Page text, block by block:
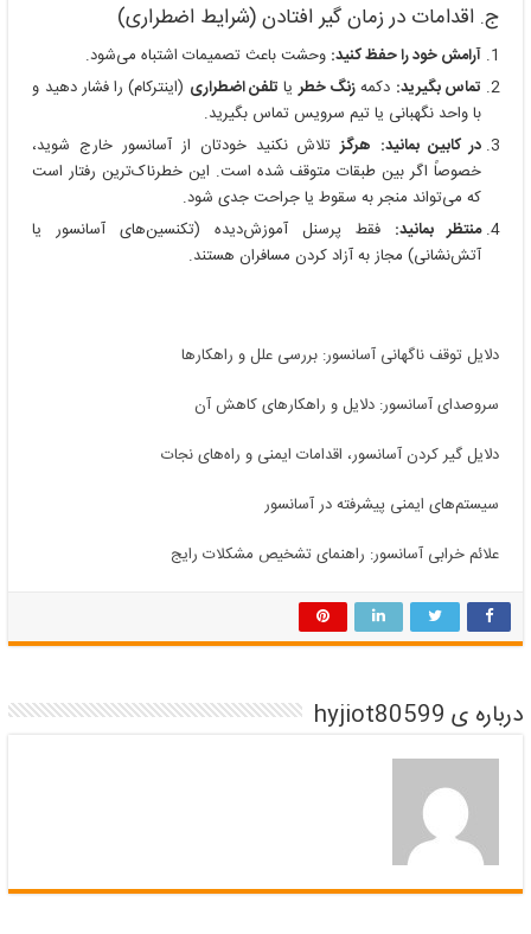
ج. اقدامات در زمان گیر افتادن (شرایط اضطراری)
آرامش خود را حفظ کنید: وحشت باعث تصمیمات اشتباه می‌شود.
تماس بگیرید: دکمهزنگ خطریا تلفن اضطراری (اینترکام) را فشار دهید و
با واحد نگهبانی یا تیم سرویس تماس بگیرید.
در کابین بمانید: هرگزتلاش نکنید خودتان از آسانسور خارج شوید،
خصوصاً اگر بین طبقات متوقف شده است. این خطرناک‌ترین رفتار است
که می‌تواند منجر به سقوط یا جراحت جدی شود.
منتظر بمانید: فقط پرسنل آموزش‌دیده (تکنسین‌های آسانسور یا
آتش‌نشانی) مجاز به آزاد کردن مسافران هستند.
دلایل توقف ناگهانی آسانسور: بررسی علل و راهکارها
سروصدای آسانسور: دلایل و راهکارهای کاهش آن
دلایل گیر کردن آسانسور، اقدامات ایمنی و راه‌های نجات
سیستم‌های ایمنی پیشرفته در آسانسور
علائم خرابی آسانسور: راهنمای تشخیص مشکلات رایج
درباره ی hyjiot80599